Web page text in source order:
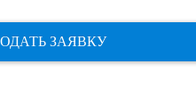
ЗАЯВКУ